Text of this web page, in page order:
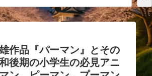
作品『パーマン』とその
後期の小学生の必見アニ